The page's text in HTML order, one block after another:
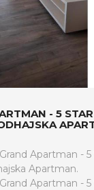
- 5 STAR
Apartman - 5
Apartman.
Apartman - 5